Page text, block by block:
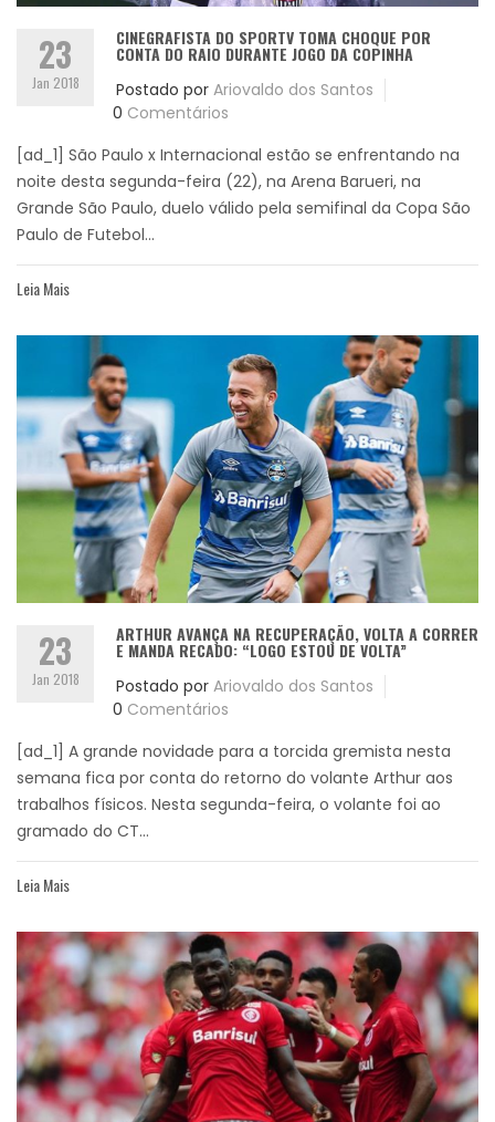
23
Jan 2018
CINEGRAFISTA DO SPORTV TOMA CHOQUE POR
CONTA DO RAIO DURANTE JOGO DA COPINHA
Postado por Ariovaldo dos Santos
0 Comentários
[ad_1] São Paulo x Internacional estão se enfrentando na
noite desta segunda-feira (22), na Arena Barueri, na
Grande São Paulo, duelo válido pela semifinal da Copa São
Paulo de Futebol...
Leia Mais
23
Jan 2018
ARTHUR AVANÇA NA RECUPERAÇÃO, VOLTA A CORRER
E MANDA RECADO: “LOGO ESTOU DE VOLTA”
Postado por Ariovaldo dos Santos
0 Comentários
[ad_1] A grande novidade para a torcida gremista nesta
semana fica por conta do retorno do volante Arthur aos
trabalhos físicos. Nesta segunda-feira, o volante foi ao
gramado do CT...
Leia Mais